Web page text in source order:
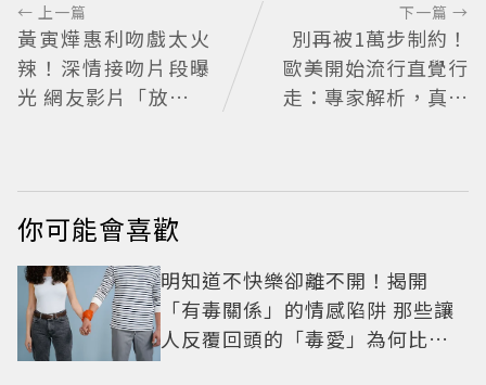
← 上一篇
黃寅燁惠利吻戲太火
辣！深情接吻片段曝
光 網友影片「放大調
下一篇 →
別再被1萬步制約！
歐美開始流行直覺行
走：專家解析，真正
你可能會喜歡
明知道不快樂卻離不開！揭開
「有毒關係」的情感陷阱 那些讓
人反覆回頭的「毒愛」為何比菸